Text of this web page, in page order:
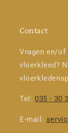
Contact
Vragen en/of
vloerkleed?
Tel: 035 - 30
E-mail: